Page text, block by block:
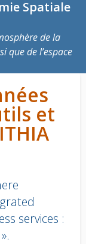
Spatiale
de la
que de l’espace
et
services :